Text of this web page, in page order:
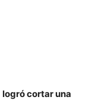
logró cortar una